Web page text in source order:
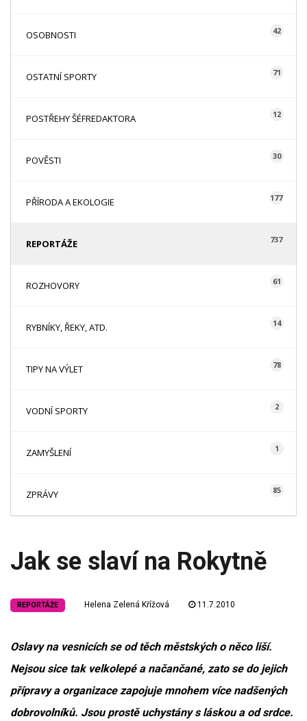
OSOBNOSTI 42
OSTATNÍ SPORTY 71
POSTŘEHY ŠÉFREDAKTORA 12
POVĚSTI 30
PŘÍRODA A EKOLOGIE 177
REPORTÁŽE 737
ROZHOVORY 61
RYBNÍKY, ŘEKY, ATD. 14
TIPY NA VÝLET 78
VODNÍ SPORTY 2
ZAMYŠLENÍ 1
ZPRÁVY 85
Jak se slaví na Rokytně
REPORTÁŽE Helena Zelená Křížová 11.7.2010
Oslavy na vesnicích se od těch městských o něco liší.
Nejsou sice tak velkolepé a načančané, zato se do jejich
přípravy a organizace zapojuje mnohem více nadšených
dobrovolníků. Jsou prostě uchystány s láskou a od srdce.